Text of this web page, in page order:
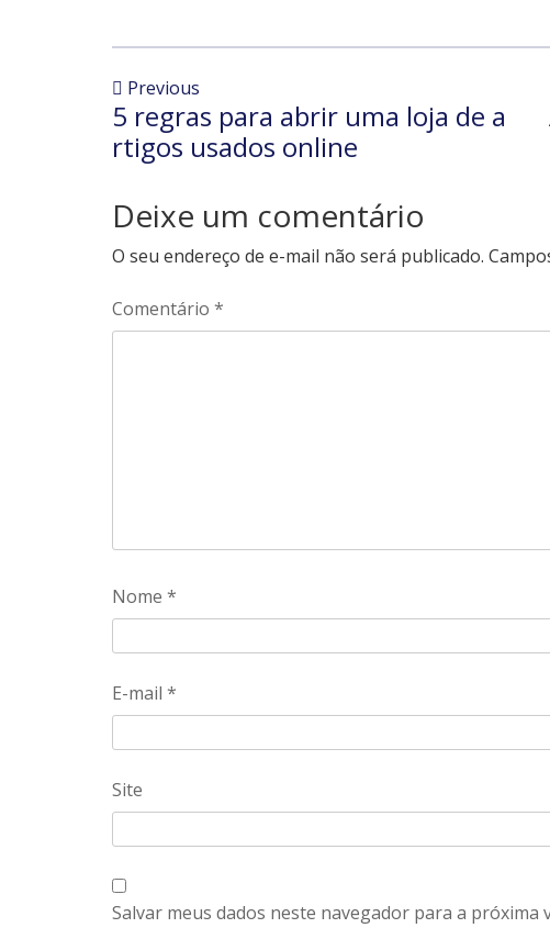
Previous
5 regras para abrir uma loja de a
rtigos usados ​​online
Deixe um comentário
O seu endereço de e-mail não será publicado.
Comentário *
Nome *
E-mail *
Site
Salvar meus dados neste navegador para a próxima